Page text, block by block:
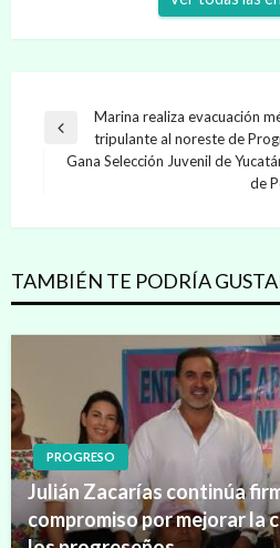
Navegación
de
Entrada
anterior
Marina realiza evacuación
tripulante al noreste de
Gana Selección Juvenil de
de
TAMBIÉN TE PODRÍA
PROGRESO
Julián Zacarías continúa
compromiso por mejorar la